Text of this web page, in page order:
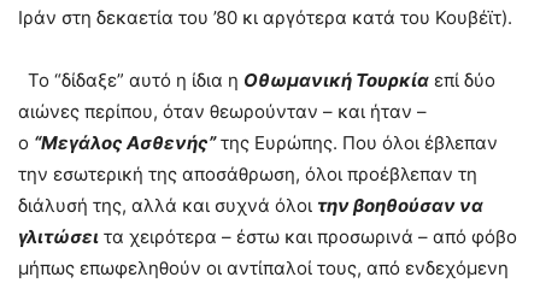
Ιράν στη δεκαετία του ’80 κι αργότερα κατά του Κουβέϊτ).
Το “δίδαξε” αυτό η ίδια η Οθωμανική Τουρκία επί δύο
αιώνες περίπου, όταν θεωρούνταν – και ήταν –
ο “Μεγάλος Ασθενής”της Ευρώπης. Που όλοι έβλεπαν
την εσωτερική της αποσάθρωση, όλοι προέβλεπαν τη
διάλυσή της, αλλά και συχνά όλοι την βοηθούσαν να
γλιτώσει τα χειρότερα – έστω και προσωρινά – από φόβο
μήπως επωφεληθούν οι αντίπαλοί τους, από ενδεχόμενη